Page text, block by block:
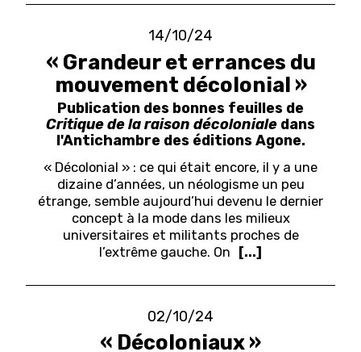
14/10/24
« Grandeur et errances du
mouvement décolonial »
Publication des bonnes feuilles de
Critique de la raison décoloniale dans
l'Antichambre des éditions Agone.
« Décolonial » : ce qui était encore, il y a une
dizaine d’années, un néologisme un peu
étrange, semble aujourd’hui devenu le dernier
concept à la mode dans les milieux
universitaires et militants proches de
l’extrême gauche. On [...]
02/10/24
« Décoloniaux »